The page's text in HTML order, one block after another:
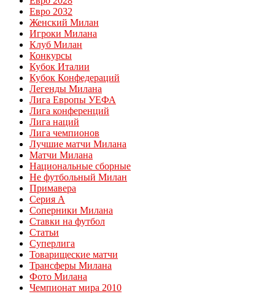
Евро 2032
Женский Милан
Игроки Милана
Клуб Милан
Конкурсы
Кубок Италии
Кубок Конфедераций
Легенды Милана
Лига Европы УЕФА
Лига конференций
Лига наций
Лига чемпионов
Лучшие матчи Милана
Матчи Милана
Национальные сборные
Не футбольный Милан
Примавера
Серия А
Соперники Милана
Ставки на футбол
Статьи
Суперлига
Товарищеские матчи
Трансферы Милана
Фото Милана
Чемпионат мира 2010